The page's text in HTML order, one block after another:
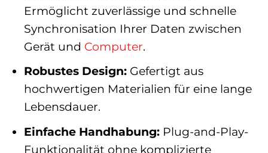
Ermöglicht zuverlässige und schnelle
Synchronisation Ihrer Daten zwischen
Gerät und Computer.
Robustes Design:Gefertigt aus
hochwertigen Materialien für eine lange
Lebensdauer.
Einfache Handhabung:Plug-and-Play-
Funktionalität ohne komplizierte